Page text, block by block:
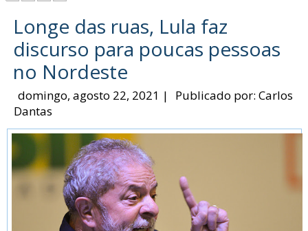
Longe das ruas, Lula faz
discurso para poucas pessoas
no Nordeste
domingo, agosto 22, 2021 | Publicado por:Carlos
Dantas